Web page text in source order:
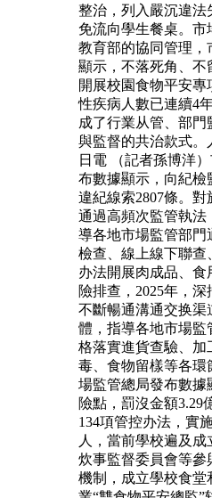
整治，列入嚴沉違法
免流向學生餐桌。
教育部的協同管理，
顯示，不落死角、不
開展校園食物平安
性疾病人數已連續4
成了行業从管、部門
與監督的共治款式。
日電 （記者孫博洋
布數據顯示，向紀檢
違紀線索2807條。對
通過高頻次監管執法
導各地市場監管部門
檢查、線上線下聯查
办法開展肉成品、
險排查，2025年，深
不斷暢通溝通交换渠
體，指導各地市場監
格落實進貨查驗、加
毒、食物留樣等各
場監管總局發布數據
險點，罰沒金額3.29
134項管控办法，實
人，當前學校遍及
炊事監督委員會等參
機制，成立學校食堂